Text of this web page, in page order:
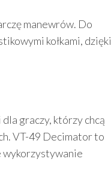
manewrów. Do
kołkami, dzięki
graczy, którzy chcą
VT-49 Decimator to
wykorzystywanie